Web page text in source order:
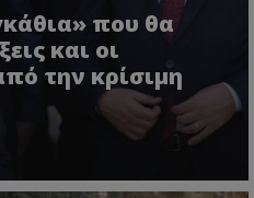
που θα
και οι
την κρίσιμη